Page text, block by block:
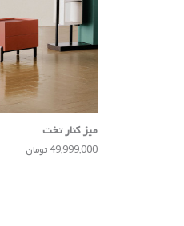
میز کنار تخت
49,999,000 تومان